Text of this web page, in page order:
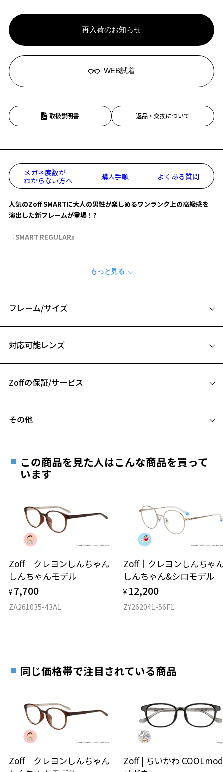
再入荷のお知らせ
WEB試着
取扱説明書 返品・交換について
メガネ度数が
わからない方へ
購入手順 よくある質問
人気のZoff SMARTに大人の男性が楽しめるワンランク上の高級感を
演出した新フレームが登場！?
『SMART REGULAR』
重厚感ある見た目にメタルパーツを埋め込むことで立体感を生み出
【スタイリングポイント】
プライベートはもちろん、ビジネスシーンでも大活躍！
※アウトレット商品は、販売から一定期間経過した商品などです。キ
ズ、汚れなどがあるB級品ではございません。
フレーム/サイズ
B ブリッジ(鼻部分)の横幅：17mm
お持ちのZoffメガネサイズを確認するには？
仕上がり寸法
D 仕上がりの横幅：約146mm
13.5g
※着脱式サングラス：デモレンズ、アタッチメント込みの重さ
タイプ
対応可能レンズ
フレームとレンズの合計料金を知りたい方へ
Zoffの保証/サービス
安心1 フレーム１年間品質保証
きます。
※保証期間内に交換が行われた場合、保証期間は初期の期間から
延長されません。
安心2 視力測定無料
視力の変化を早めに発見するために、定期的な視
力測定をおすすめいたします。
す。
その他
ご希望のお客さまは、「レンズ交換券」をお選びのうえ、
最寄りのZoff実店舗にてレンズをお買い求めください。
※サングラスやパッケージ品では「レンズ交換券」はお選び
談ください。
＜メガネの度数情報がわからない方へ＞
オンラインストアでフレームのみ購入して、
実店舗で度付きにできます
ご購入時に「レンズ交換券」をお選びいただくと、実店舗で
度数を測定のうえ、度付きレンズ（標準セットレンズ）へ無
お近くのZoff実店舗にて度数を測定いただけます（無料）。
その際は記入用紙をダウンロードしてお使いください。
この商品を見た人はこんな商品を買って
います
Zoff｜クレヨンしんちゃん
しんちゃんモデル
¥ 7,700
ZA261035-43A1
Zoff｜クレヨンしんち
しんちゃん&シロモデル
¥ 12,200
ZY262041-56F1
同じ価格帯で注目されている商品
Zoff｜クレヨンしんちゃん
Zoff | ちいかわ